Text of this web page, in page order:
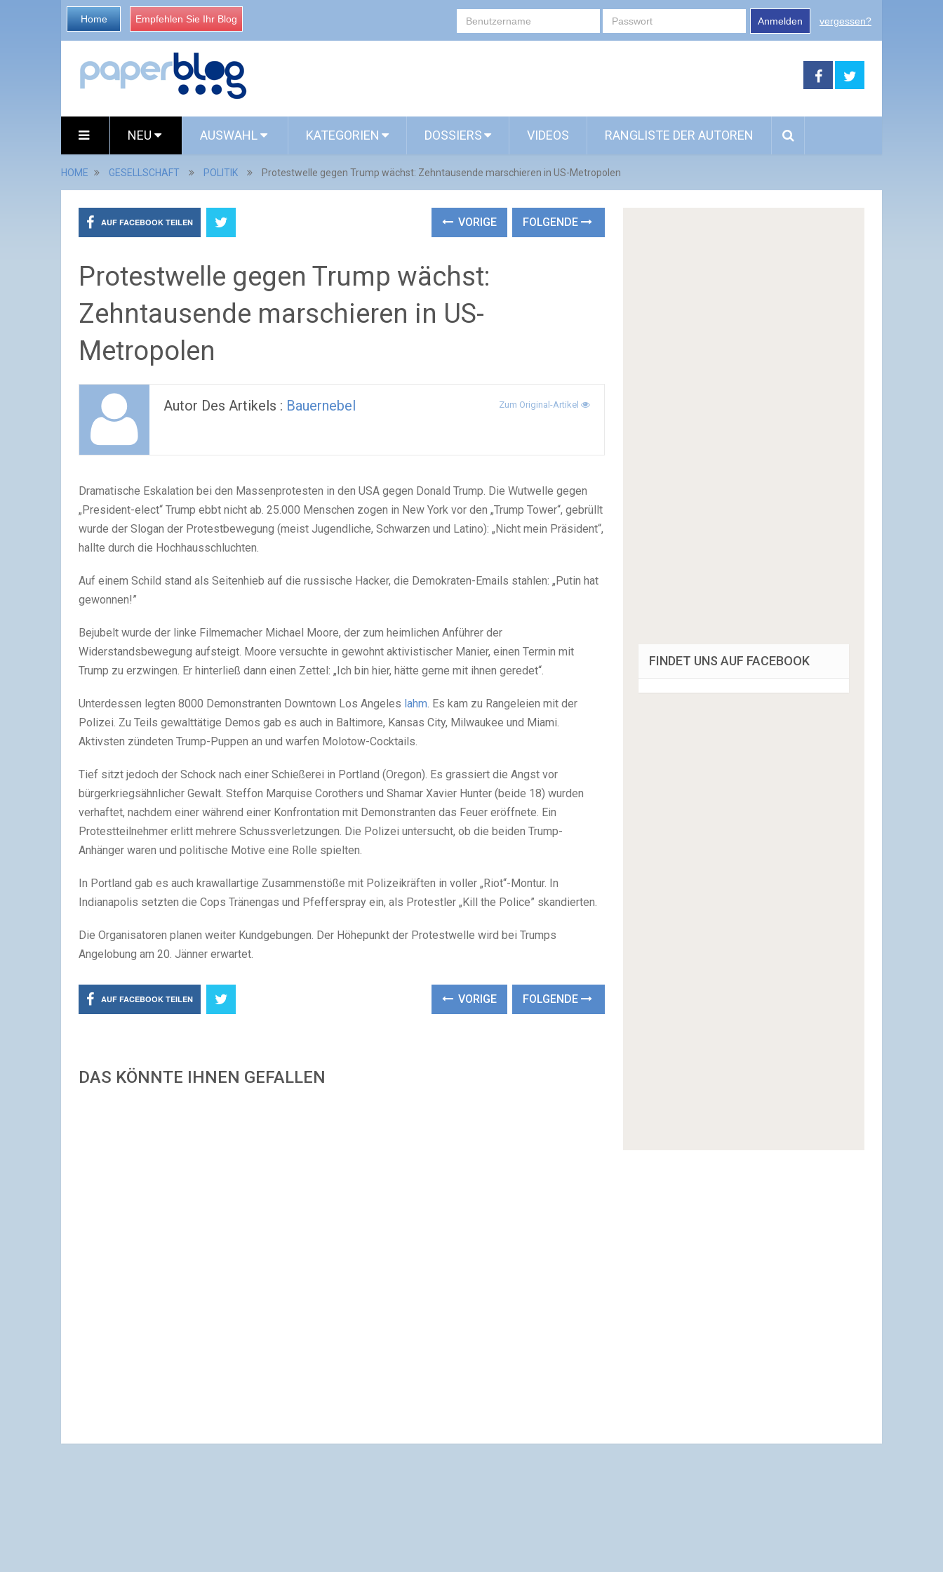
Home Empfehlen Sie Ihr Blog Anmelden vergessen?
NEU AUSWAHL KATEGORIEN DOSSIERS VIDEOS RANGLISTE DER AUTOREN
HOME GESELLSCHAFT POLITIK Protestwelle gegen Trump wächst: Zehntausende marschieren in US-Metropolen
AUF FACEBOOK TEILEN VORIGE FOLGENDE
Protestwelle gegen Trump wächst:
Zehntausende marschieren in US-
Metropolen
Autor Des Artikels : Bauernebel Zum Original-Artikel
Dramatische Eskalation bei den Massenprotesten in den USA gegen Donald Trump. Die Wutwelle gegen
„President-elect“ Trump ebbt nicht ab. 25.000 Menschen zogen in New York vor den „Trump Tower“, gebrüllt
wurde der Slogan der Protestbewegung (meist Jugendliche, Schwarzen und Latino): „Nicht mein Präsident“,
hallte durch die Hochhausschluchten.
Auf einem Schild stand als Seitenhieb auf die russische Hacker, die Demokraten-Emails stahlen: „Putin hat
gewonnen!”
Bejubelt wurde der linke Filmemacher Michael Moore, der zum heimlichen Anführer der
Widerstandsbewegung aufsteigt. Moore versuchte in gewohnt aktivistischer Manier, einen Termin mit
Trump zu erzwingen. Er hinterließ dann einen Zettel: „Ich bin hier, hätte gerne mit ihnen geredet“.
Unterdessen legten 8000 Demonstranten Downtown Los Angeles lahm. Es kam zu Rangeleien mit der
Polizei. Zu Teils gewalttätige Demos gab es auch in Baltimore, Kansas City, Milwaukee und Miami.
Aktivsten zündeten Trump-Puppen an und warfen Molotow-Cocktails.
Tief sitzt jedoch der Schock nach einer Schießerei in Portland (Oregon). Es grassiert die Angst vor
bürgerkriegsähnlicher Gewalt. Steffon Marquise Corothers und Shamar Xavier Hunter (beide 18) wurden
verhaftet, nachdem einer während einer Konfrontation mit Demonstranten das Feuer eröffnete. Ein
Protestteilnehmer erlitt mehrere Schussverletzungen. Die Polizei untersucht, ob die beiden Trump-
Anhänger waren und politische Motive eine Rolle spielten.
In Portland gab es auch krawallartige Zusammenstöße mit Polizeikräften in voller „Riot“-Montur. In
Indianapolis setzten die Cops Tränengas und Pfefferspray ein, als Protestler „Kill the Police” skandierten.
Die Organisatoren planen weiter Kundgebungen. Der Höhepunkt der Protestwelle wird bei Trumps
Angelobung am 20. Jänner erwartet.
AUF FACEBOOK TEILEN VORIGE FOLGENDE
DAS KÖNNTE IHNEN GEFALLEN
FINDET UNS AUF FACEBOOK